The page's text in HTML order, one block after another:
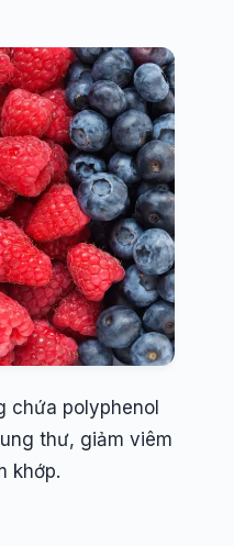
chứa polyphenol
thư, giảm viêm
khớp.